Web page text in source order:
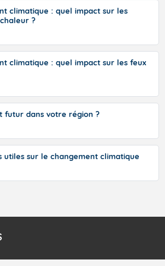
vallée du Rhône, dans
Fermer
climatique : quel impact sur les
?
climatique : quel impact sur les feux
futur dans votre région ?
utiles sur le changement climatique